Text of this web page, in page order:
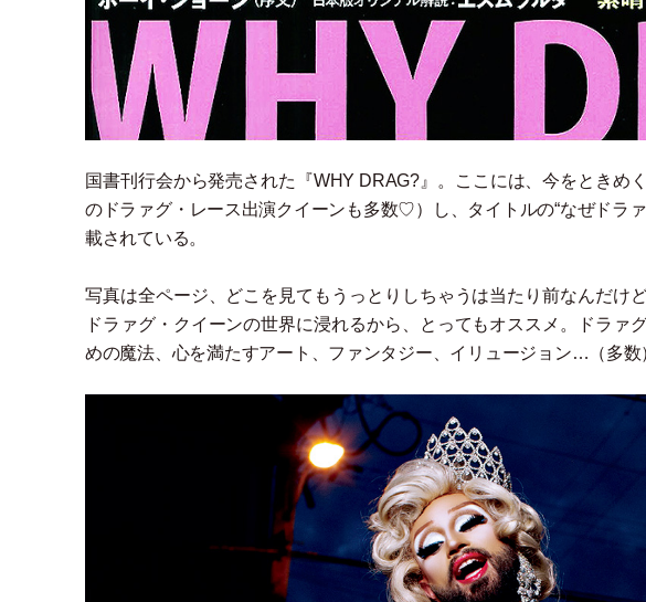
国書刊行会から発売された『WHY DRAG?』。ここには、今をときめ
のドラァグ・ レース出演クイーンも多数♡）
し、タイトルの“なぜドラ
載されている。
写真は全ページ、どこを見てもうっとりしちゃうは当たり前なんだけ
ドラァグ・ クイーンの世界に浸れるから、とってもオススメ。ドラァ
めの魔法、心を満たすアート、ファンタジー、イリュージョン… （多数